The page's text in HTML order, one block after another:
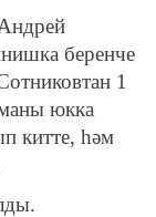
беренче
1
юкка
китте, һәм